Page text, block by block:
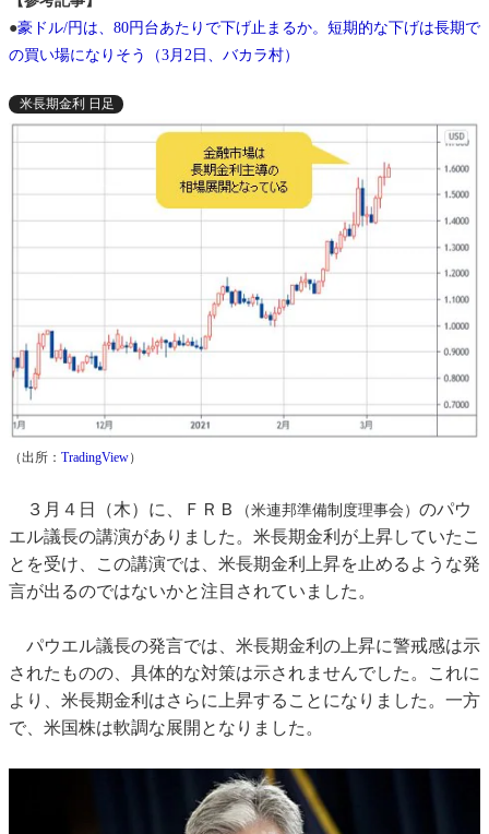
●豪ドル/円は、80円台あたりで下げ止まるか。短期的な下げは長期で
の買い場になりそう（3月2日、バカラ村）
米長期金利 日足
（出所： TradingView）
３月４日（木）に、ＦＲＢ （米連邦準備制度理事会） のパウ
エル議長の講演がありました。米長期金利が上昇していたこ
とを受け、この講演では、米長期金利上昇を止めるような発
言が出るのではないかと注目されていました。
パウエル議長の発言では、米長期金利の上昇に警戒感は示
されたものの、具体的な対策は示されませんでした。これに
より、米長期金利はさらに上昇することになりました。一方
で、米国株は軟調な展開となりました。